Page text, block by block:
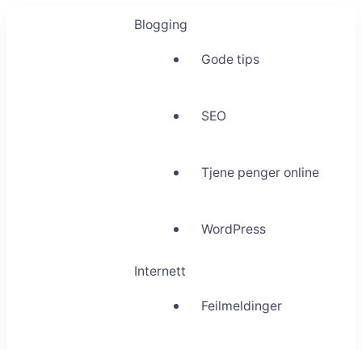
Blogging
Gode tips
SEO
Tjene penger online
WordPress
Internett
Feilmeldinger